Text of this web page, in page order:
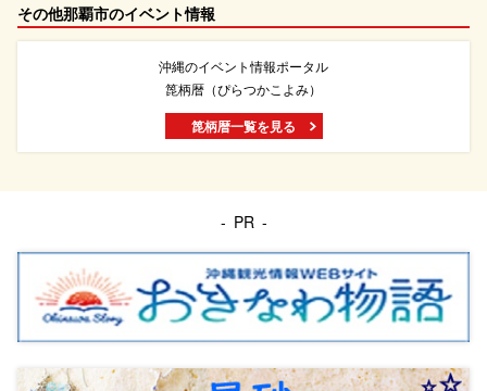
その他那覇市のイベント情報
沖縄のイベント情報ポータル
箆柄暦（ぴらつかこよみ）
箆柄暦一覧を見る
PR